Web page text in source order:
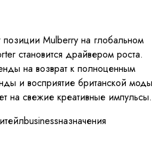
Mulberry на глобальном
становится драйвером роста.
на возврат к полноценным
и восприятие британской
на свежие креативные импульсы.
businessназначения